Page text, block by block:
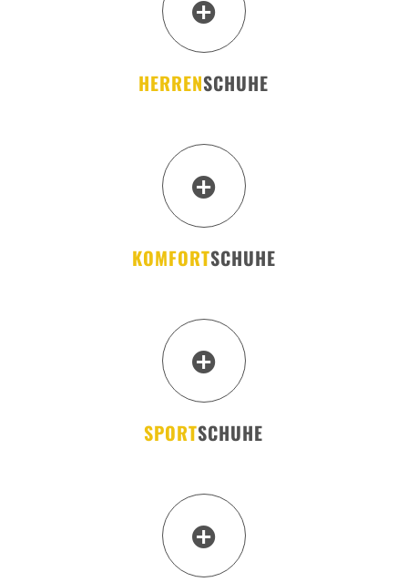
HERRENSCHUHE
KOMFORTSCHUHE
SPORTSCHUHE